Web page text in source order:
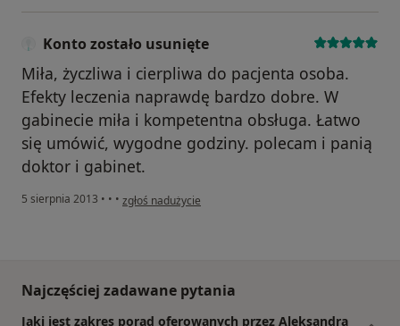
Konto zostało usunięte
Miła, życzliwa i cierpliwa do pacjenta osoba.
Efekty leczenia naprawdę bardzo dobre. W
gabinecie miła i kompetentna obsługa. Łatwo
się umówić, wygodne godziny. polecam i panią
doktor i gabinet.
5 sierpnia 2013 • • • w opinii użytkownika Konto zostało usunięte
zgłoś nadużycie
Najczęściej zadawane pytania
Jaki jest zakres porad oferowanych przez Aleksandra